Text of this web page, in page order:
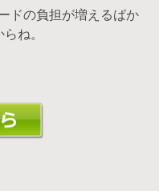
ドの負担が増えるばか
ね。